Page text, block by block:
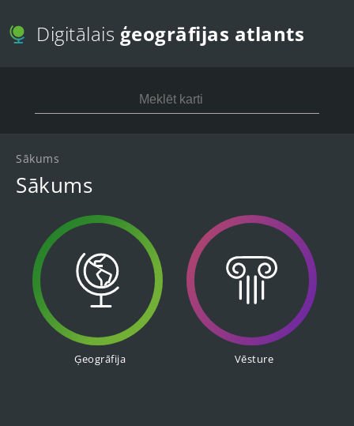
Digitālais ģeogrāfijas atlants
Sākums
Sākums
Ģeogrāfija Vēsture